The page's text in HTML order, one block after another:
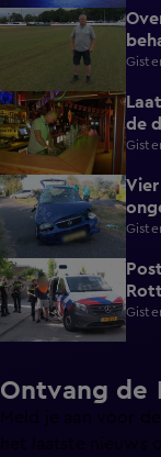
1:54
2:08
de
0:30
0:26
Ontvang de
Meld je aan voor